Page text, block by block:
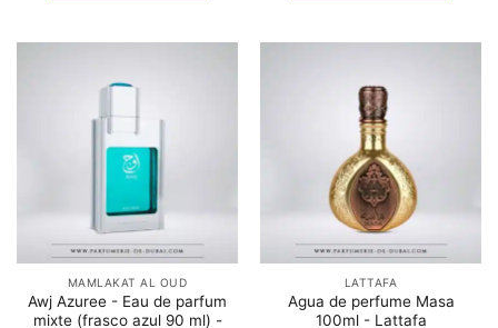
MAMLAKAT AL OUD
Awj Azuree - Eau de parfum
mixte (frasco azul 90 ml) -
LATTAFA
Agua de perfume Masa
100ml - Lattafa